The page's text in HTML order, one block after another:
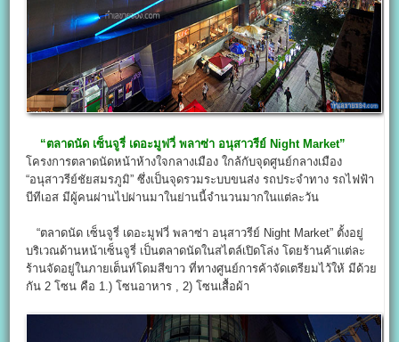
“ตลาดนัด เซ็นจูรี่ เดอะมูฟวี่ พลาซ่า อนุสาวรีย์ Night Market”
โครงการตลาดนัดหน้าห้างใจกลางเมือง ใกล้กับจุดศูนย์กลางเมือง
“อนุสาวรีย์ชัยสมรภูมิ” ซึ่งเป็นจุดรวมระบบขนส่ง รถประจำทาง รถไฟฟ้า
บีทีเอส มีผู้คนผ่านไปผ่านมาในย่านนี้จำนวนมากในแต่ละวัน
“ตลาดนัด เซ็นจูรี่ เดอะมูฟวี่ พลาซ่า อนุสาวรีย์ Night Market” ตั้งอยู่
บริเวณด้านหน้าเซ็นจูรี่ เป็นตลาดนัดในสไตล์เปิดโล่ง โดยร้านค้าแต่ละ
ร้านจัดอยู่ในภายเต็นท์โดมสีขาว ที่ทางศูนย์การค้าจัดเตรียมไว้ให้ มีด้วย
กัน 2 โซน คือ 1.) โซนอาหาร , 2) โซนเสื้อผ้า